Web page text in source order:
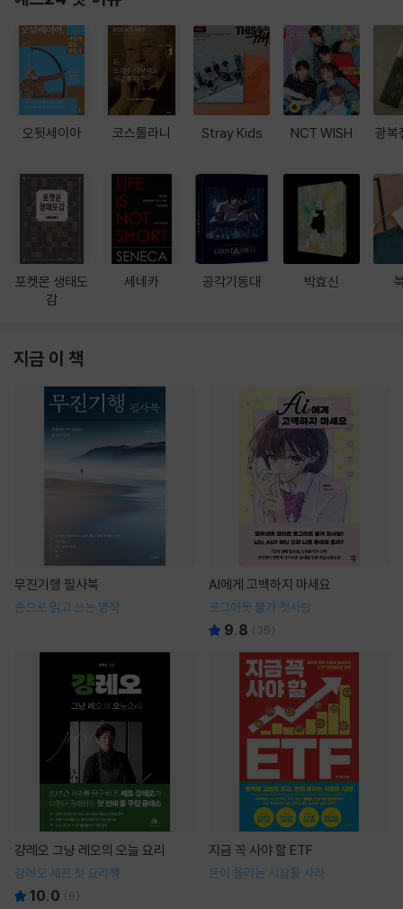
오뒷세이아
포켓몬 생태도
감
코스톨라니
세네카
Stray Kids
공각기동대
NCT WISH
박효신
광복
지금 이 책
무진기행 필사북
손으로 읽고 쓰는 명작
AI에게 고백하지 마세요
로그아웃 불가 첫사랑
9.8 ( 35)
걍레오 그냥 레오의 오늘 요리
강레오 셰프 첫 요리책
10.0 (8)
지금 꼭 사야 할 ETF
돈이 몰리는 시장을 사라